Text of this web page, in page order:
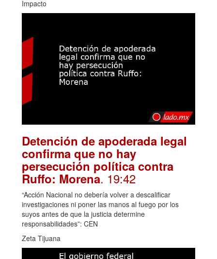
Impacto
Detención de apoderada legal
confirma que no hay
persecución política contra
Ruffo: Morena. 19:42
“Acción Nacional no debería volver a descalificar
investigaciones ni poner las manos al fuego por los
suyos antes de que la justicia determine
responsabilidades”: CEN
Zeta Tijuana